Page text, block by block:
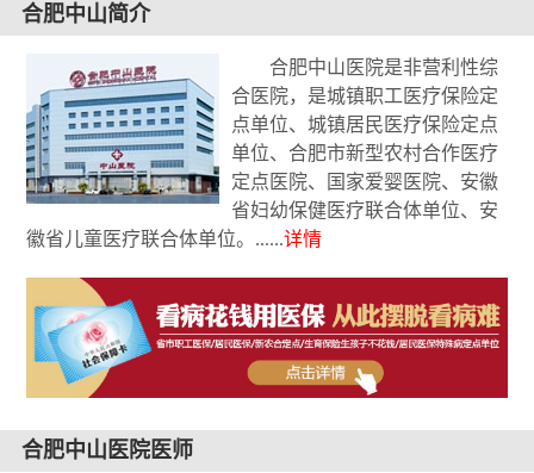
合肥中山简介
合肥中山医院是非营利性综
合医院，是城镇职工医疗保险定
点单位、城镇居民医疗保险定点
单位、合肥市新型农村合作医疗
定点医院、国家爱婴医院、安徽
省妇幼保健医疗联合体单位、安
徽省儿童医疗联合体单位。......详情
合肥中山医院医师